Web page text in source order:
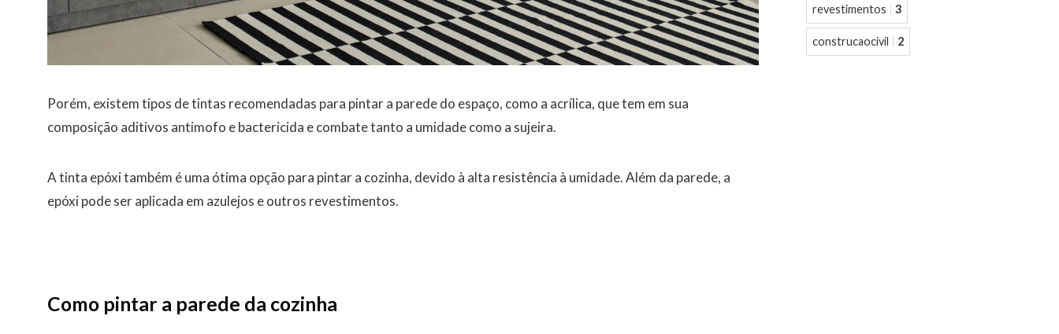
Porém, existem tipos de tintas recomendadas para pintar a parede do espaço, como a acrílica, que tem em sua
composição aditivos antimofo e bactericida e combate tanto a umidade como a sujeira.
A tinta epóxi também é uma ótima opção para pintar a cozinha, devido à alta resistência à umidade. Além da parede, a
epóxi pode ser aplicada em azulejos e outros revestimentos.
Como pintar a parede da cozinha
revestimentos 3
construcaocivil 2